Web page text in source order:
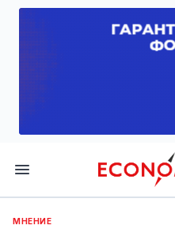
Economist.kg
МНЕНИЕ